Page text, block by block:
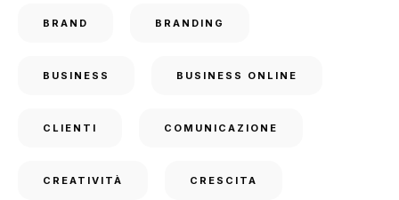
BRAND BRANDING
BUSINESS BUSINESS ONLINE
CLIENTI COMUNICAZIONE
CREATIVITÀ CRESCITA